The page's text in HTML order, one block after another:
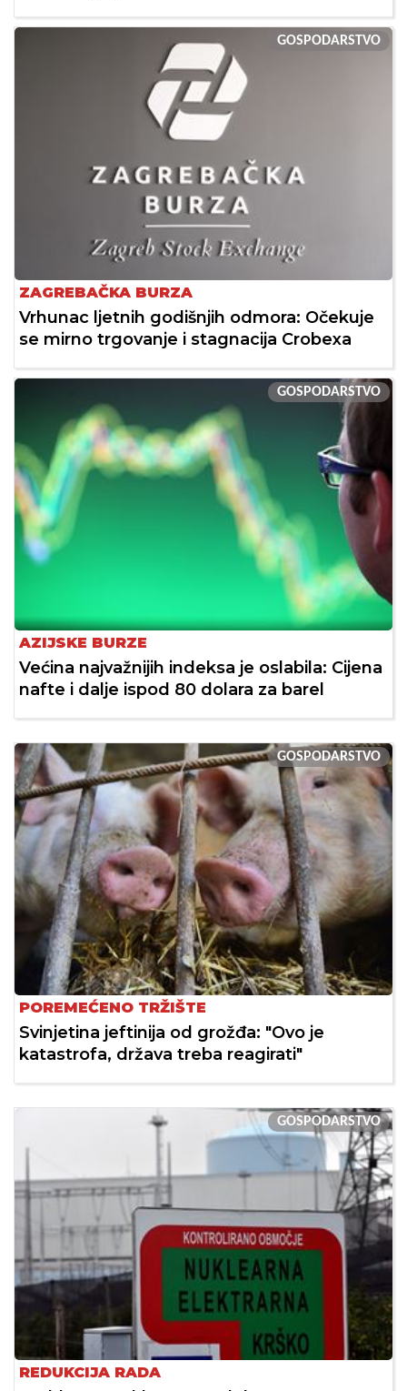
GOSPODARSTVO
ZAGREBAČKA BURZA
Vrhunac ljetnih godišnjih odmora: Očekuje
se mirno trgovanje i stagnacija Crobexa
GOSPODARSTVO
AZIJSKE BURZE
Većina najvažnijih indeksa je oslabila: Cijena
nafte i dalje ispod 80 dolara za barel
GOSPODARSTVO
POREMEĆENO TRŽIŠTE
Svinjetina jeftinija od grožđa: "Ovo je
katastrofa, država treba reagirati"
GOSPODARSTVO
REDUKCIJA RADA